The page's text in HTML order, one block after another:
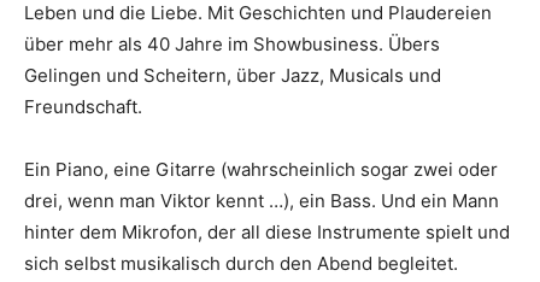
Leben und die Liebe. Mit Geschichten und Plaudereien
über mehr als 40 Jahre im Showbusiness. Übers
Gelingen und Scheitern, über Jazz, Musicals und
Freundschaft.
Ein Piano, eine Gitarre (wahrscheinlich sogar zwei oder
drei, wenn man Viktor kennt …), ein Bass. Und ein Mann
hinter dem Mikrofon, der all diese Instrumente spielt und
sich selbst musikalisch durch den Abend begleitet.